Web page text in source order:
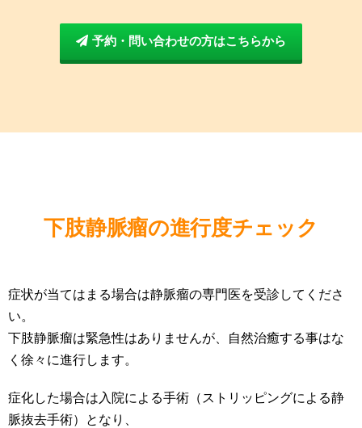
予約・問い合わせの方はこちらから
下肢静脈瘤の進行度チェック
症状が当てはまる場合は静脈瘤の専門医を受診してくださ
い。
下肢静脈瘤は緊急性はありませんが、自然治癒する事はな
く徐々に進行します。
症化した場合は入院による手術（ストリッピングによる静
脈抜去手術）となり、